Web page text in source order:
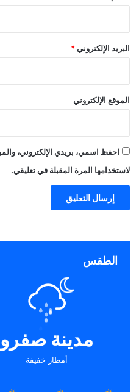
البريد الإلكتروني *
الموقع الإلكتروني
احفظ اسمي، بريدي الإلكتروني،
لاستخدامها المرة المقبلة في تعليقي.
الطقس
مدينة صفرو
أمطار خفيفة